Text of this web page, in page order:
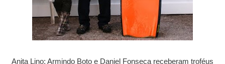
Anita Lino; Armindo Boto e Daniel Fonseca receberam troféus